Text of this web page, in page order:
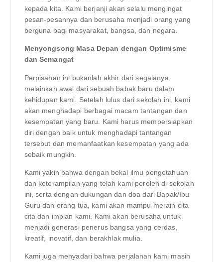
kepada kita. Kami berjanji akan selalu mengingat
pesan-pesannya dan berusaha menjadi orang yang
berguna bagi masyarakat, bangsa, dan negara.
Menyongsong Masa Depan dengan Optimisme
dan Semangat
Perpisahan ini bukanlah akhir dari segalanya,
melainkan awal dari sebuah babak baru dalam
kehidupan kami. Setelah lulus dari sekolah ini, kami
akan menghadapi berbagai macam tantangan dan
kesempatan yang baru. Kami harus mempersiapkan
diri dengan baik untuk menghadapi tantangan
tersebut dan memanfaatkan kesempatan yang ada
sebaik mungkin.
Kami yakin bahwa dengan bekal ilmu pengetahuan
dan keterampilan yang telah kami peroleh di sekolah
ini, serta dengan dukungan dan doa dari Bapak/Ibu
Guru dan orang tua, kami akan mampu meraih cita-
cita dan impian kami. Kami akan berusaha untuk
menjadi generasi penerus bangsa yang cerdas,
kreatif, inovatif, dan berakhlak mulia.
Kami juga menyadari bahwa perjalanan kami masih